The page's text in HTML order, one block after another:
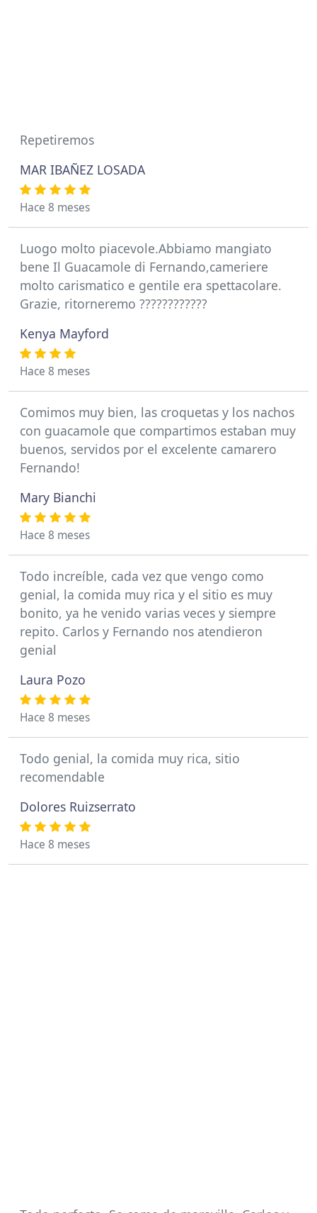
Repetiremos
MAR IBAÑEZ LOSADA
Hace 8 meses
Luogo molto piacevole.Abbiamo mangiato
bene Il Guacamole di Fernando,cameriere
molto carismatico e gentile era spettacolare.
Grazie, ritorneremo ????????????
Kenya Mayford
Hace 8 meses
Comimos muy bien, las croquetas y los nachos
con guacamole que compartimos estaban muy
buenos, servidos por el excelente camarero
Fernando!
Mary Bianchi
Hace 8 meses
Todo increíble, cada vez que vengo como
genial, la comida muy rica y el sitio es muy
bonito, ya he venido varias veces y siempre
repito. Carlos y Fernando nos atendieron
genial
Laura Pozo
Hace 8 meses
Todo genial, la comida muy rica, sitio
recomendable
Dolores Ruizserrato
Hace 8 meses